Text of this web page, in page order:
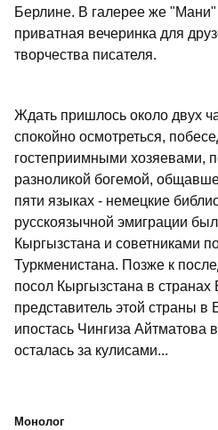
Берлине. В галерее же
приватная вечеринка для
творчества писателя.
Ждать пришлось около двух
спокойно осмотреться,
гостеприимными хозяевами,
разноликой богемой,
пяти языках - немецкие
русскоязычной эмиграции
Кыргызстана и советниками
Туркменистана. Позже к
посол Кыргызстана в странах
представитель этой страны
ипостась Чингиза Айтматова
осталась за кулисами...
Монолог